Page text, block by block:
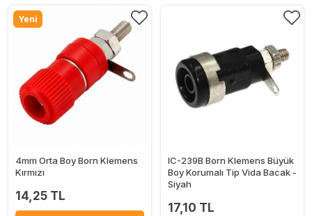
Yeni
4mm Orta Boy Born Klemens
Kırmızı
14,25 TL
IC-239B Born Klemens Büyük
Boy Korumalı Tip Vida Bacak -
Siyah
17,10 TL